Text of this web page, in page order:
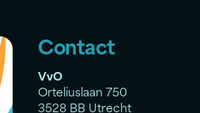
Contact
VvO
Orteliuslaan 750
3528 BB Utrecht